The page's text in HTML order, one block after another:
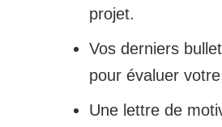
projet.
Vos derniers
pour évaluer
Une lettre de